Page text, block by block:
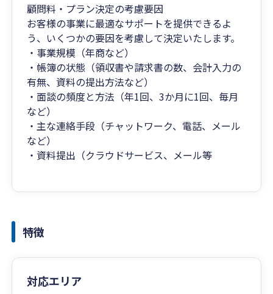
顧問料・プラン決定の考慮要因
お客様の事業に最適なサポートを提供できるよ
う、いくつかの要因を考慮して決定いたします。
・事業規模（年商など）
・帳簿の状態（領収書や請求書の数、会計入力の
有無、資料の提出方法など）
・面談の頻度と方法（年1回、3か月に1回、毎月
など）
・主な連絡手段（チャットワーク、電話、メール
など）
・資料提出（クラウドサービス、メール等
特徴
対応エリア